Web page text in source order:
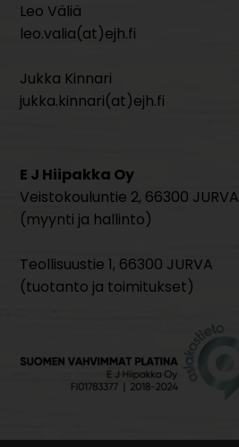
Leo Väliä
leo.valia(at)ejh.fi
Jukka Kinnari
jukka.kinnari(at)ejh.fi
E J Hiipakka Oy
Veistokouluntie 2, 66300 JURVA
(myynti ja hallinto)
Teollisuustie 1, 66300 JURVA
(tuotanto ja toimitukset)